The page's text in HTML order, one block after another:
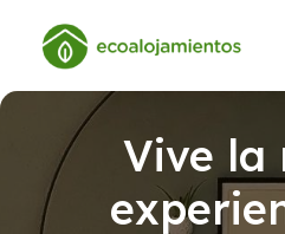
content
Vive la